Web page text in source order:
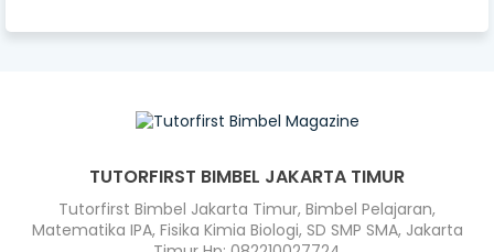
TUTORFIRST BIMBEL JAKARTA TIMUR
Tutorfirst Bimbel Jakarta Timur, Bimbel Pelajaran,
Matematika IPA, Fisika Kimia Biologi, SD SMP SMA, Jakarta